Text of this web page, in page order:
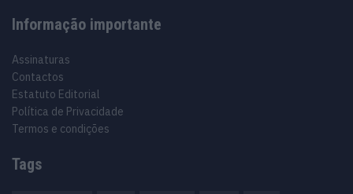
Informação importante
Assinaturas
Contactos
Estatuto Editorial
Política de Privacidade
Termos e condições
Tags